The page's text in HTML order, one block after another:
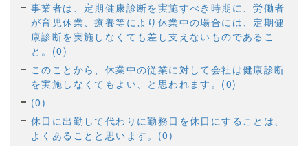
事業者は、定期健康診断を実施すべき時期に、労働者
が育児休業、療養等により休業中の場合には、定期健
康診断を実施しなくても差し支えないものであるこ
と。(0)
このことから、休業中の従業に対して会社は健康診断
を実施しなくてもよい、と思われます。(0)
(0)
休日に出勤して代わりに勤務日を休日にすることは、
よくあることと思います。(0)